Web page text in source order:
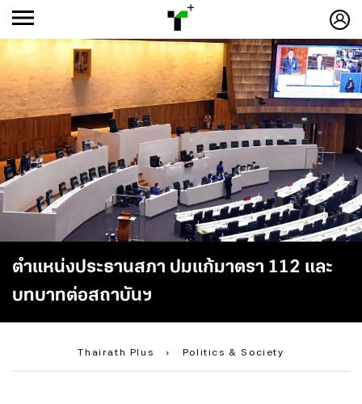
ตำแหน่งประธานสภา ปมแก้มาตรา 112 และ
บทบาทต่อสถาบันฯ
Thairath Plus › Politics & Society
-ก